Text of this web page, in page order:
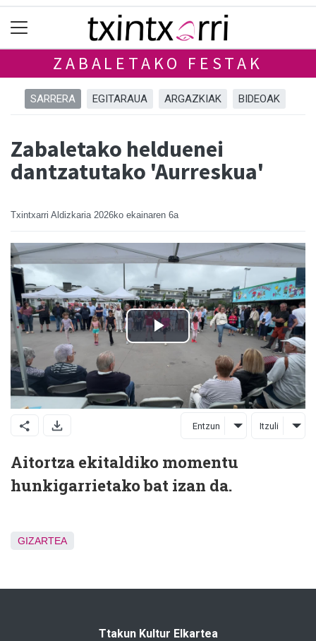
ZABALETAKO FESTAK
SARRERA EGITARAUA ARGAZKIAK BIDEOAK
Zabaletako helduenei
dantzatutako 'Aurreskua'
Txintxarri Aldizkaria 2026ko ekainaren 6a
Entzun Itzuli
Aitortza ekitaldiko momentu
hunkigarrietako bat izan da.
GIZARTEA
Ttakun Kultur Elkartea